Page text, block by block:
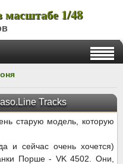
масштабе 1/48
Tracks
старую модель, которую
и сейчас очень хочется)
Порше - VK 4502. Они,